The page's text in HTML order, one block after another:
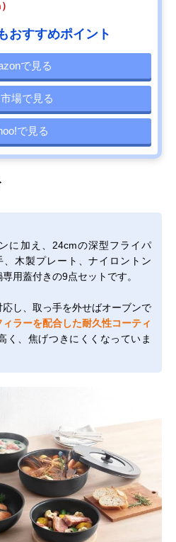
おすすめポイント
で見る
場で見る
で見る
に加え、24cmの深型フライパ
、木製プレート、ナイロントン
用蓋付きの9点セットです。
し、取っ手を外せばオーブンで
ィラーを配合した耐久性コーティ
く、焦げつきにくくなっていま